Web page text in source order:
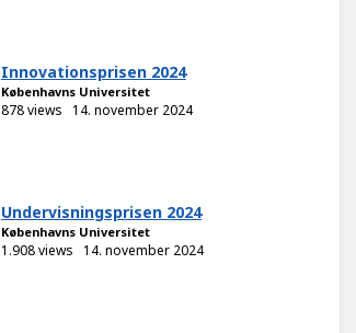
Innovationsprisen 2024
Københavns Universitet
878 views 14. november 2024
Undervisningsprisen 2024
Københavns Universitet
1.908 views 14. november 2024